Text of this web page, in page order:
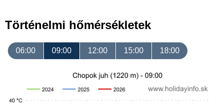
Történelmi hőmérsékletek
06:00 09:00 12:00 15:00 18:00